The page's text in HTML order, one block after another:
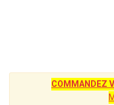
COMMANDEZ